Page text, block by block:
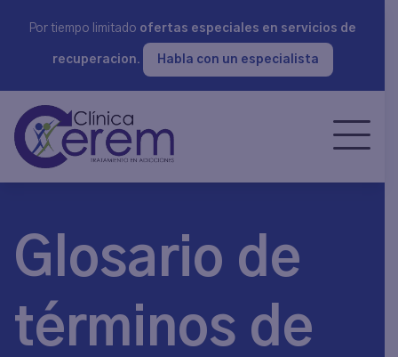
Por tiempo limitado ofertas especiales en servicios de
recuperacion. Habla con un especialista
Glosario de
términos de